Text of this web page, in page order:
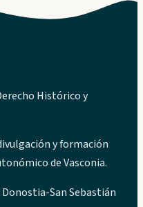
Histórico y
y formación
de Vasconia.
Donostia-San Sebastián